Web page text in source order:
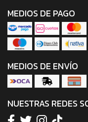
MEDIOS DE PAGO
MEDIOS DE ENVÍO
NUESTRAS REDES